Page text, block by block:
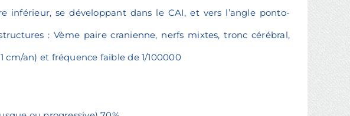
inférieur, se développant dans le CAI, et vers l’angle ponto-
: Vème paire cranienne, nerfs mixtes, tronc cérébral,
cm/an) et fréquence faible de 1/100000